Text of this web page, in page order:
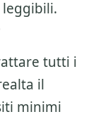
tutti i
il
minimi